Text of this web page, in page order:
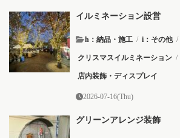
イルミネーション設営
h：納品・施工 / i：その他 /
クリスマスイルミネーション /
店内装飾・ディスプレイ
2026-07-16(Thu)
グリーンアレンジ装飾